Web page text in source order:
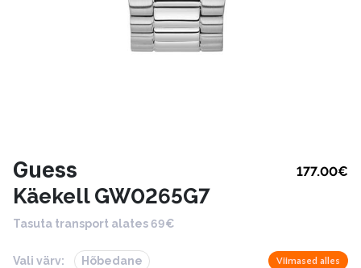
Guess 177.00€
Käekell GW0265G7
Tasuta transport alates 69€
Vali värv: Hõbedane Viimased alles